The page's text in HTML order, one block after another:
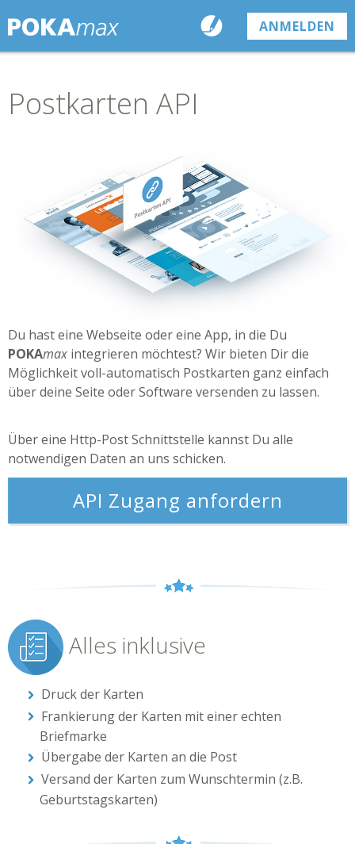
ANMELDEN
Postkarten API
Du hast eine Webseite oder eine App, in die Du
POKAmax integrieren möchtest? Wir bieten Dir die
Möglichkeit voll-automatisch Postkarten ganz einfach
über deine Seite oder Software versenden zu lassen.
Über eine Http-Post Schnittstelle kannst Du alle
notwendigen Daten an uns schicken.
API Zugang anfordern
Alles inklusive
Druck der Karten
Frankierung der Karten mit einer echten
Briefmarke
Übergabe der Karten an die Post
Versand der Karten zum Wunschtermin (z.B.
Geburtstagskarten)